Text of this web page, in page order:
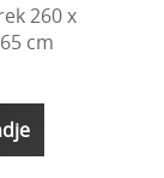
260 x
cm